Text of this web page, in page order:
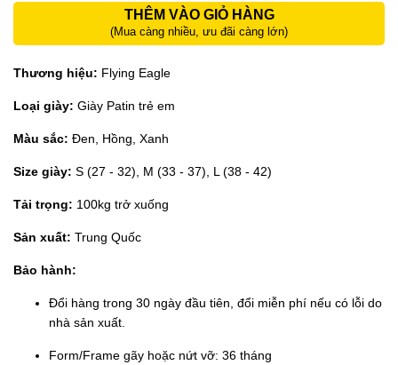
THÊM VÀO GIỎ HÀNG
(Mua càng nhiều, ưu đãi càng lớn)
Thương hiệu: Flying Eagle
Loại giày: Giày Patin trẻ em
Màu sắc: Đen, Hồng, Xanh
Size giày: S (27 - 32), M (33 - 37), L (38 - 42)
Tải trọng: 100kg trở xuống
Sản xuất: Trung Quốc
Bảo hành:
Đổi hàng trong 30 ngày đầu tiên, đổi miễn phí nếu có lỗi do
nhà sản xuất.
Form/Frame gãy hoặc nứt vỡ: 36 tháng